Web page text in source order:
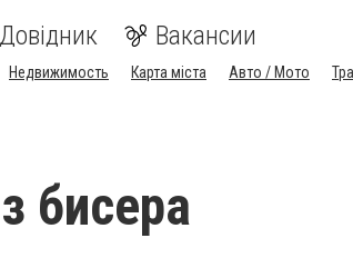
Довідник Вакансии
Недвижимость Карта міста Авто / Мото
бисера